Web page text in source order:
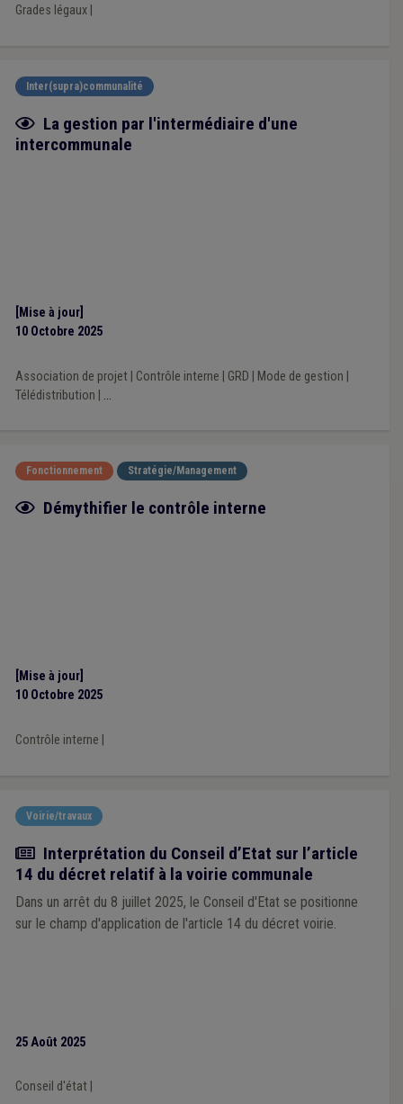
Grades légaux|
Inter(supra)communalité
Fiche focus
La gestion par l'intermédiaire d'une
intercommunale
[Mise à jour]
10 Octobre 2025
Association de projet| Contrôle interne GRD Mode de gestion
Télédistribution
...
Fonctionnement Stratégie/Management
Fiche focus
Démythifier le contrôle interne
[Mise à jour]
10 Octobre 2025
Contrôle interne
Voirie/travaux
Actualité
Interprétation du Conseil d’Etat sur l’article
14 du décret relatif à la voirie communale
Dans un arrêt du 8 juillet 2025, le Conseil d'Etat se positionne
sur le champ d'application de l'article 14 du décret voirie.
25 Août 2025
Conseil d'état|